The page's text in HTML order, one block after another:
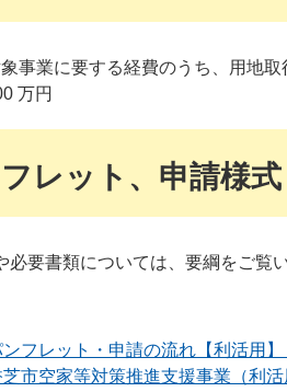
事業に要する経費のうち、用地
万円
レット、申請様式
必要書類については、要綱をご覧
ンフレット・申請の流れ【利活用
芝市空家等対策推進支援事業（利